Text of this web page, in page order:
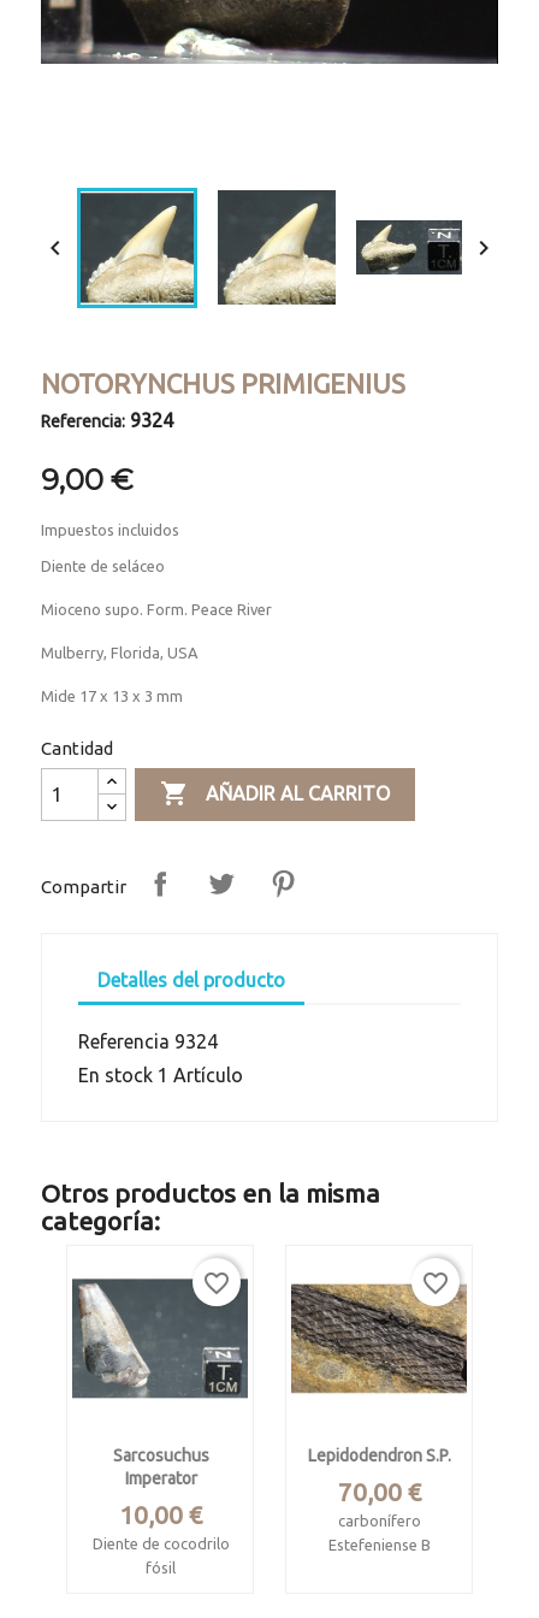
 
NOTORYNCHUS PRIMIGENIUS
Referencia: 9324
9,00 €
Impuestos incluidos
Diente de seláceo
Mioceno supo. Form. Peace River
Mulberry, Florida, USA
Mide 17 x 13 x 3 mm
Cantidad
 AÑADIR AL CARRITO
Compartir
Detalles del producto
Referencia 9324
En stock 1 Artículo
Otros productos en la misma
categoría:
Sarcosuchus
Imperator
Precio
10,00 €
Diente de cocodrilo
fósil
favorite_border
Lepidodendron S.p.
Precio
70,00 €
carbonífero
Estefeniense B
favorite_border